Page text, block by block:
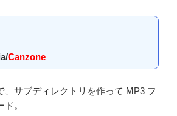
Canzone
、サブディレクトリを作って MP3 フ
。